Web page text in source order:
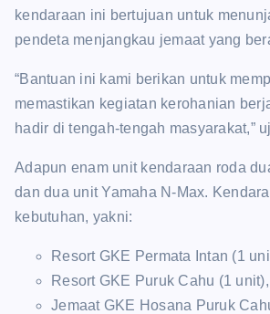
kendaraan ini bertujuan untuk
pendeta menjangkau jemaat yang
“Bantuan ini kami berikan untuk
memastikan kegiatan kerohanian
hadir di tengah-tengah masyarakat,”
Adapun enam unit kendaraan roda
dan dua unit Yamaha N-Max.
kebutuhan, yakni:
Resort GKE Permata Intan (1
Resort GKE Puruk Cahu (1 unit),
Jemaat GKE Hosana Puruk